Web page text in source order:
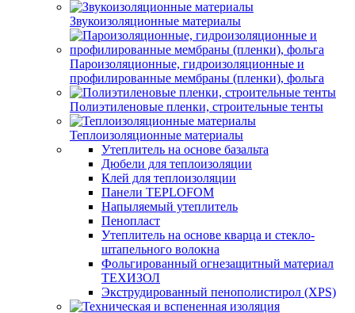
Звукоизоляционные материалы
Пароизоляционные, гидроизоляционные и
профилированные мембраны (пленки), фольга
Полиэтиленовые пленки, строительные тенты
Теплоизоляционные материалы
Утеплитель на основе базальта
Дюбели для теплоизоляции
Клей для теплоизоляции
Панели TEPLOFOM
Напыляемый утеплитель
Пенопласт
Утеплитель на основе кварца и стекло-
штапельного волокна
Фольгированный огнезащитный материал
ТЕХИЗОЛ
Экструдированный пенополистирол (XPS)